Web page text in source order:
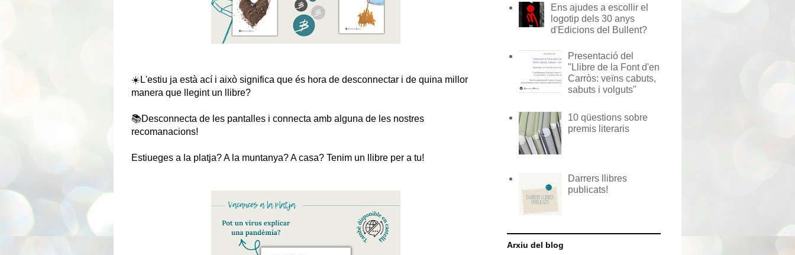
☀️L'estiu ja està ací i això significa que és hora de desconnectar i de quina millor
manera que llegint un llibre?
📚Desconnecta de les pantalles i connecta amb alguna de les nostres
recomanacions!
Estiueges a la platja? A la muntanya? A casa? Tenim un llibre per a tu!
Ens ajudes a escollir el
logotip dels 30 anys
d'Edicions del Bullent?
Presentació del
"Llibre de la Font d'en
Carròs: veïns cabuts,
sabuts i volguts"
10 qüestions sobre
premis literaris
Darrers llibres
publicats!
Arxiu del blog